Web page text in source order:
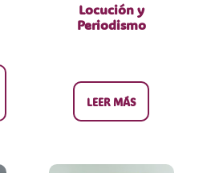
Locución y
Periodismo
LEER MÁS